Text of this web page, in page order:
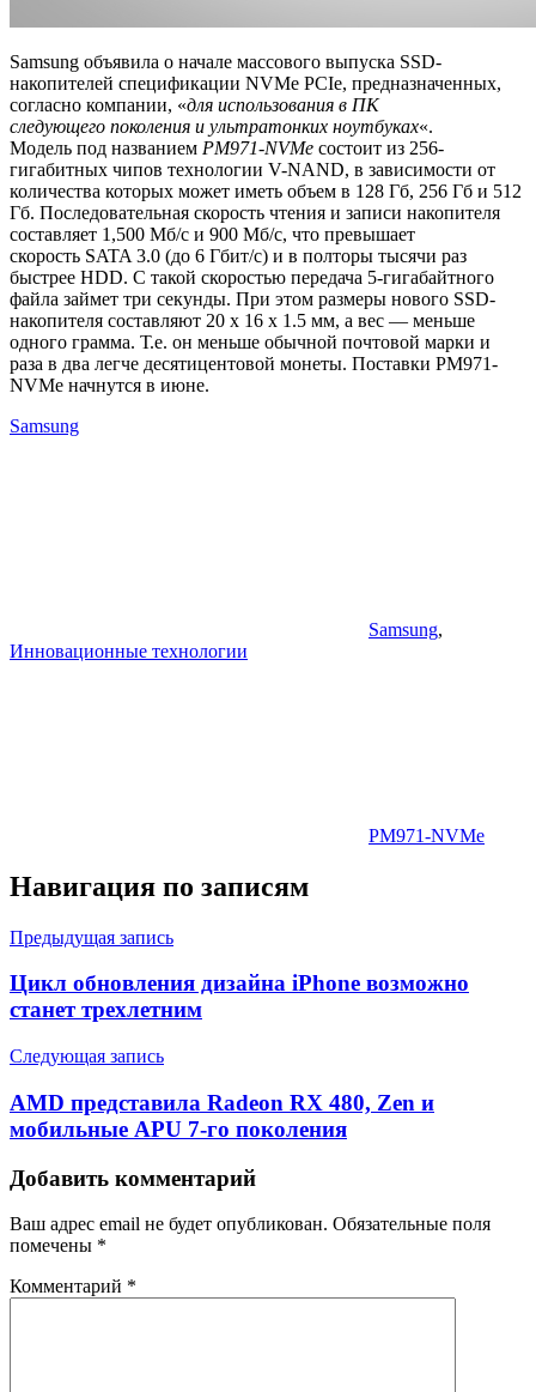
Samsung объявила о начале массового выпуска SSD-
накопителей спецификации NVMe PCIe, предназначенных,
согласно компании, «для использования в ПК
следующего поколения и ультратонких ноутбуках«.
Модель под названием PM971-NVMe состоит из 256-
гигабитных чипов технологии V-NAND, в зависимости от
количества которых может иметь объем в 128 Гб, 256 Гб и 512
Гб. Последовательная скорость чтения и записи накопителя
составляет 1,500 Мб/с и 900 Мб/с, что превышает
скорость SATA 3.0 (до 6 Гбит/с) и в полторы тысячи раз
быстрее HDD. С такой скоростью передача 5-гигабайтного
файла займет три секунды. При этом размеры нового SSD-
накопителя составляют 20 x 16 x 1.5 мм, а вес — меньше
одного грамма. Т.е. он меньше обычной почтовой марки и
раза в два легче десятицентовой монеты. Поставки PM971-
NVMe начнутся в июне.
Samsung
Samsung,
Инновационные технологии
PM971-NVMe
Навигация по записям
Предыдущая запись
Цикл обновления дизайна iPhone возможно
станет трехлетним
Следующая запись
AMD представила Radeon RX 480, Zen и
мобильные APU 7-го поколения
Добавить комментарий
Ваш адрес email не будет опубликован. Обязательные поля
помечены *
Комментарий *